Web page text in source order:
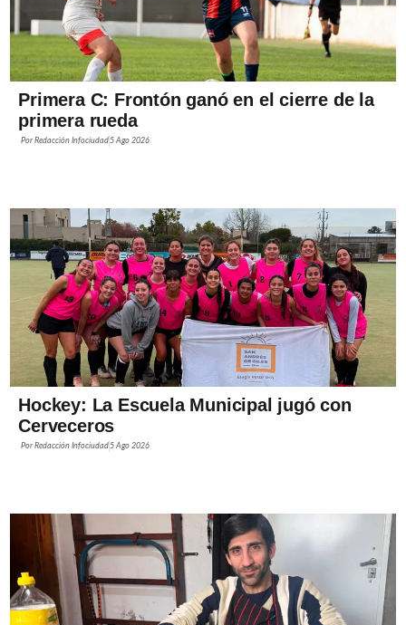
Primera C: Frontón ganó en el cierre de la
primera rueda
PorRedacción Infociudad5 Ago 2026
Hockey: La Escuela Municipal jugó con
Cerveceros
PorRedacción Infociudad5 Ago 2026